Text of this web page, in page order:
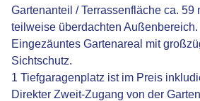
Gartenanteil / Terrassenfläche ca. 59
teilweise überdachten Außenbereich.
Eingezäuntes Gartenareal mit
Sichtschutz.
1 Tiefgaragenplatz ist im Preis
Direkter Zweit-Zugang von der